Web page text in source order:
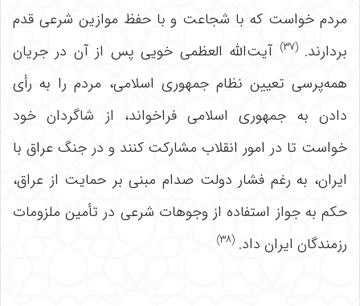
مردم خواست که با شجاعت و با حفظ موازین شرعی قدم
بردارند.(۳۷)
آیت‌الله العظمی خویی پس از آن در جریان
همه‌پرسی تعیین نظام جمهوری اسلامی، مردم را به رأی
دادن به جمهوری اسلامی فراخواند، از شاگردان خود
خواست تا در امور انقلاب مشارکت کنند و در جنگ عراق با
ایران، به رغم فشار دولت صدام مبنی بر حمایت از عراق،
حکم به جواز استفاده از وجوهات شرعی در تأمین ملزومات
رزمندگان ایران داد. (۳۸)